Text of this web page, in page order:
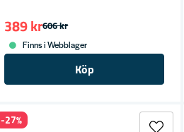
606 kr
389 kr
Finns i Webblager
Köp
-27%